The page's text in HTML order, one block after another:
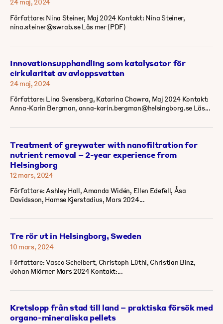
24 maj, 2024
Författare: Nina Steiner, Maj 2024 Kontakt: Nina Steiner,
nina.steiner@swrab.se Läs mer (PDF)
Innovationsupphandling som katalysator för
cirkularitet av avloppsvatten
24 maj, 2024
Författare: Lina Svensberg, Katarina Chowra, Maj 2024 Kontakt:
Anna-Karin Bergman, anna-karin.bergman@helsingborg.se Läs...
Treatment of greywater with nanofiltration for
nutrient removal – 2-year experience from
Helsingborg
12 mars, 2024
Författare: Ashley Hall, Amanda Widén, Ellen Edefell, Åsa
Davidsson, Hamse Kjerstadius, Mars 2024...
Tre rör ut in Helsingborg, Sweden
10 mars, 2024
Författare: Vasco Schelbert, Christoph Lüthi, Christian Binz,
Johan Miörner Mars 2024 Kontakt:...
Kretslopp från stad till land – praktiska försök med
organo-mineraliska pellets